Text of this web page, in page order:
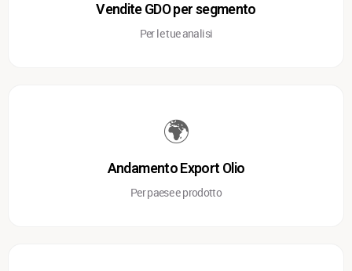
Vendite GDO per segmento
Per le tue analisi
🌍
Andamento Export Olio
Per paese e prodotto